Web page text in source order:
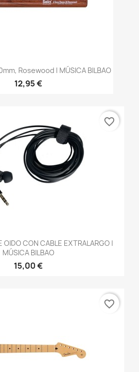
Rosewood | MÚSICA BILBAO
12,95 €
OIDO CON CABLE EXTRALARGO |
MÚSICA BILBAO
15,00 €
favorite_border
favorite_border